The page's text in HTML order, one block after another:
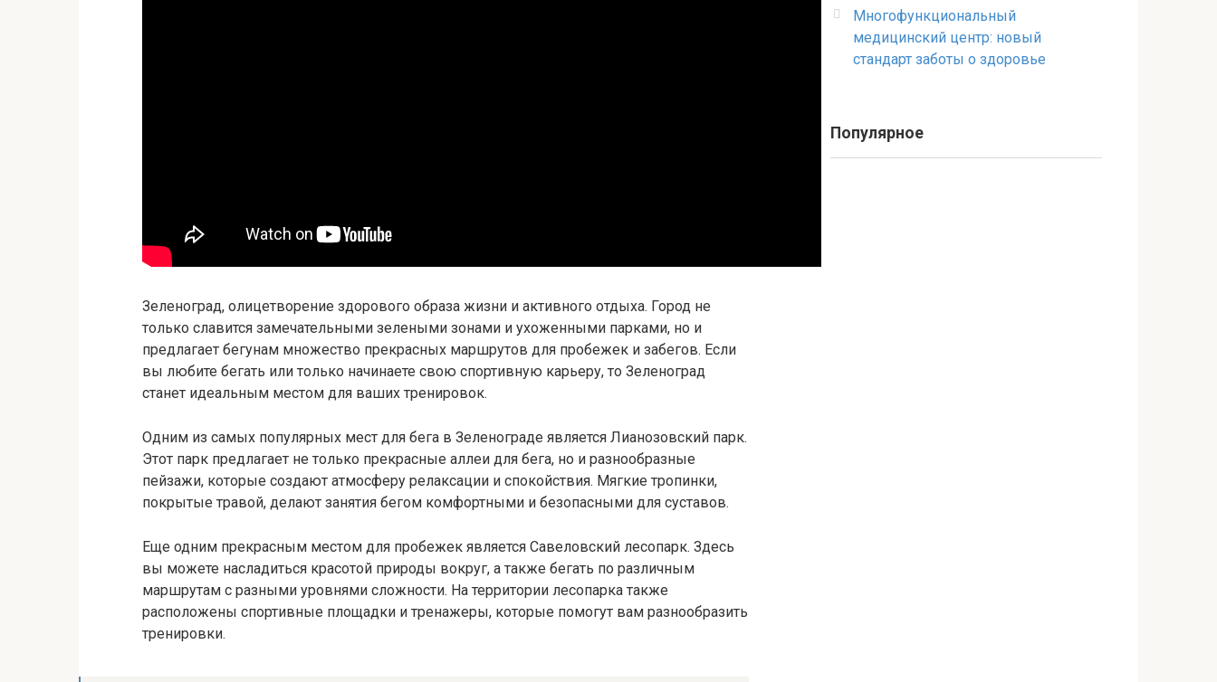
Зеленоград, олицетворение здорового образа жизни и активного отдыха. Город не
только славится замечательными зелеными зонами и ухоженными парками, но и
предлагает бегунам множество прекрасных маршрутов для пробежек и забегов. Если
вы любите бегать или только начинаете свою спортивную карьеру, то Зеленоград
станет идеальным местом для ваших тренировок.
Одним из самых популярных мест для бега в Зеленограде является Лианозовский парк.
Этот парк предлагает не только прекрасные аллеи для бега, но и разнообразные
пейзажи, которые создают атмосферу релаксации и спокойствия. Мягкие тропинки,
покрытые травой, делают занятия бегом комфортными и безопасными для суставов.
Еще одним прекрасным местом для пробежек является Савеловский лесопарк. Здесь
вы можете насладиться красотой природы вокруг, а также бегать по различным
маршрутам с разными уровнями сложности. На территории лесопарка также
расположены спортивные площадки и тренажеры, которые помогут вам разнообразить
тренировки.
Многофункциональный
медицинский центр: новый
стандарт заботы о здоровье
Популярное